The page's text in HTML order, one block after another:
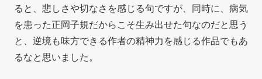
ると、悲しさや切なさを感じる句ですが、同時に、病気
を患った正岡子規だからこそ生み出せた句なのだと思う
と、逆境も味方できる作者の精神力を感じる作品でもあ
るなと思いました。